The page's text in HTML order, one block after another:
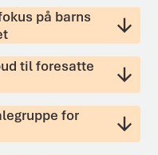
på barns
til foresatte
for